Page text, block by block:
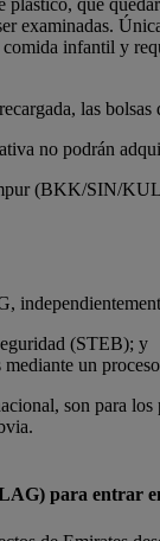
examinadas.
infantil y
las
no podrán
(BKK/SIN/
(STEB); y
un
son para
para entrar